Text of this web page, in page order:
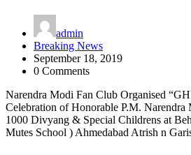
admin
Breaking News
September 18, 2019
0 Comments
Narendra Modi Fan Club Organised
Celebration of Honorable P.M. Narendra
1000 Divyang & Special Childrens at
Mutes School ) Ahmedabad Atrish n